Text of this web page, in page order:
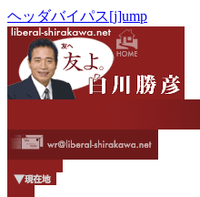
ヘッダバイパス[j]ump